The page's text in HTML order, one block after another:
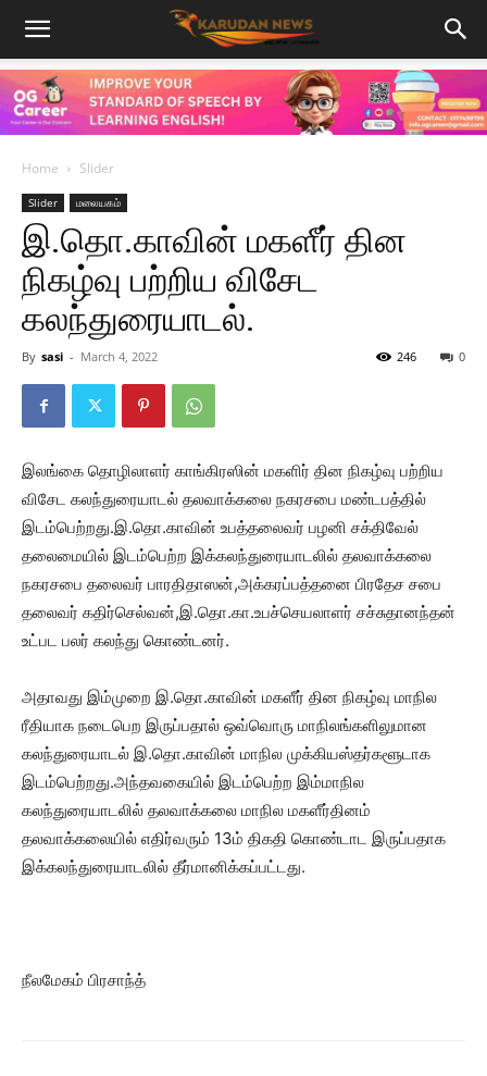
Home Slider
Slider மலையகம்
இ.தொ.காவின் மகளீர் தின
நிகழ்வு பற்றிய விசேட
கலந்துரையாடல்.
By sasi - March 4, 2022 0
246
இலங்கை தொழிலாளர் காங்கிரஸின் மகளிர் தின நிகழ்வு பற்றிய
விசேட கலந்துரையாடல் தலவாக்கலை நகரசபை மண்டபத்தில்
இடம்பெற்றது.இ.தொ.காவின் உபத்தலைவர் பழனி சக்திவேல்
தலைமையில் இடம்பெற்ற இக்கலந்துரையாடலில் தலவாக்கலை
நகரசபை தலைவர் பாரதிதாஸன்,அக்கரப்பத்தனை பிரதேச சபை
தலைவர் கதிர்செல்வன்,இ.தொ.கா.உபச்செயலாளர் சச்சுதானந்தன்
உட்பட பலர் கலந்து கொண்டனர்.
அதாவது இம்முறை இ.தொ.காவின் மகளீர் தின நிகழ்வு மாநில
ரீதியாக நடைபெற இருப்பதால் ஒவ்வொரு மாநிலங்களிலுமான
கலந்துரையாடல் இ.தொ.காவின் மாநில முக்கியஸ்தர்களூடாக
இடம்பெற்றது.அந்தவகையில் இடம்பெற்ற இம்மாநில
கலந்துரையாடலில் தலவாக்கலை மாநில மகளீர்தினம்
தலவாக்கலையில் எதிர்வரும் 13ம் திகதி கொண்டாட இருப்பதாக
இக்கலந்துரையாடலில் தீர்மானிக்கப்பட்டது.
நீலமேகம் பிரசாந்த்